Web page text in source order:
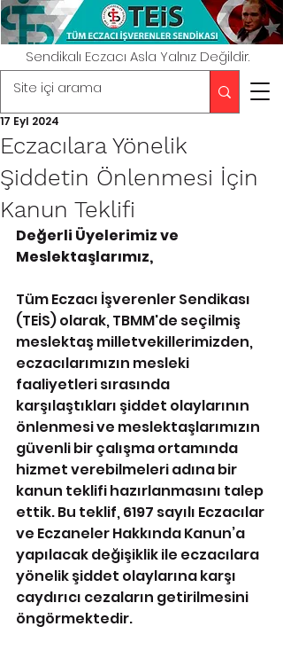
Sendikalı Eczacı Asla Yalnız Değildir.
Eczacılara Yönelik
Şiddetin Önlenmesi İçin
Kanun Teklifi
17 Eyl 2024
Değerli Üyelerimiz ve
Meslektaşlarımız,
Tüm Eczacı İşverenler Sendikası
(TEİS) olarak, TBMM'de seçilmiş
meslektaş milletvekillerimizden,
eczacılarımızın mesleki
faaliyetleri sırasında
karşılaştıkları şiddet olaylarının
önlenmesi ve meslektaşlarımızın
güvenli bir çalışma ortamında
hizmet verebilmeleri adına bir
kanun teklifi hazırlanmasını talep
ettik. Bu teklif, 6197 sayılı Eczacılar
ve Eczaneler Hakkında Kanun’a
yapılacak değişiklik ile eczacılara
yönelik şiddet olaylarına karşı
caydırıcı cezaların getirilmesini
öngörmektedir.